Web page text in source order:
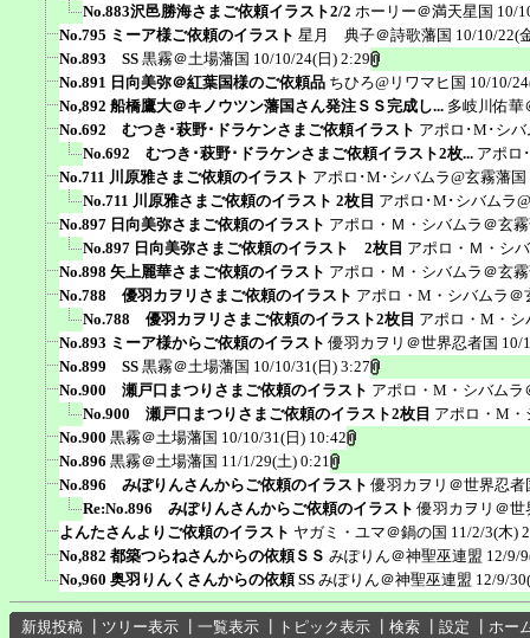
No.883沢邑勝海さまご依頼イラスト2/2 ホーリー＠満天星国 10/
No.795 ミーア様ご依頼のイラスト 星月 典子＠詩歌藩国 10/10/22(
No.893 SS 黒霧＠土場藩国 10/10/24(日) 2:29
No.891 日向美弥＠紅葉国様のご依頼品 ちひろ@リワマヒ国 10/10/
No,892 船橋鷹大＠キノウツン藩国さん発注ＳＳ完成し... 多岐川佑華
No.692 むつき･萩野･ドラケンさまご依頼イラスト アポロ･M･シ
No.692 むつき･萩野･ドラケンさまご依頼イラスト2枚... アポロ
No.711 川原雅さまご依頼のイラスト アポロ･M･シバムラ@玄霧藩国
No.711 川原雅さまご依頼のイラスト 2枚目 アポロ･M･シバムラ
No.897 日向美弥さまご依頼のイラスト アポロ・Ｍ・シバムラ＠玄
No.897 日向美弥さまご依頼のイラスト 2枚目 アポロ・Ｍ・シ
No.898 矢上麗華さまご依頼のイラスト アポロ・Ｍ・シバムラ＠玄
No.788 優羽カヲリさまご依頼のイラスト アポロ・M・シバムラ＠
No.788 優羽カヲリさまご依頼のイラスト2枚目 アポロ・M・
No.893 ミーア様からご依頼のイラスト 優羽カヲリ＠世界忍者国 10/
No.899 SS 黒霧＠土場藩国 10/10/31(日) 3:27
No.900 瀬戸口まつりさまご依頼のイラスト アポロ・M・シバムラ
No.900 瀬戸口まつりさまご依頼のイラスト2枚目 アポロ・M・
No.900 黒霧＠土場藩国 10/10/31(日) 10:42
No.896 黒霧＠土場藩国 11/1/29(土) 0:21
No.896 みぽりんさんからご依頼のイラスト 優羽カヲリ＠世界忍者
Re:No.896 みぽりんさんからご依頼のイラスト 優羽カヲリ＠世
よんたさんよりご依頼のイラスト ヤガミ・ユマ＠鍋の国 11/2/3(木)
No,882 都築つらねさんからの依頼ＳＳ みぽりん＠神聖巫連盟 12/9/
No,960 奥羽りんくさんからの依頼 SS みぽりん＠神聖巫連盟 12/9/
新規投稿 ツリー表示 一覧表示 トピック表示 検索 設定 ホー